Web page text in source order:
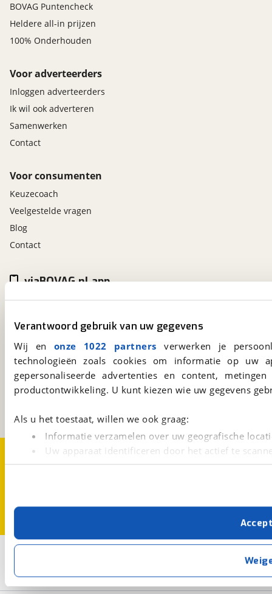
Verantwoord gebruik van uw gegevens
Wij en onze 1022 partners verwerken je
technologieën zoals cookies om informatie op
gepersonaliseerde advertenties en content,
productontwikkeling. U kunt kiezen wie uw gegevens
Als u het toestaat, willen we ook graag:
Informatie verzamelen over uw geografische
Uw apparaat identificeren door het actief te
Lees meer over hoe uw persoonlijke gegevens worden
Met cookies en vergelijkbare technieken zorgen we
cookies zorgen ervoor dat de website goed werkt.
verbeteren. We tonen je graag relevante advertenties
buiten onze website volgt – uiteraard op
. Als je weigert, plaatsen we alleen
kun je later altijd aanpassen via devoorkeurenpagina.
iMove Elektriciteit
BOVAG Puntencheck
Heldere all-in prijzen
100% Onderhouden
Voor adverteerders
Inloggen adverteerders
Ik wil ook adverteren
Samenwerken
Contact
Voor consumenten
Keuzecoach
Veelgestelde vragen
Blog
Contact
viaBOVAG.nl
Kosterijland
15
3981 AJBunnik
viaBOVAG.nl app
Altijd het meest recente aanbod bij de hand.
Over viaBOVAG.nlDisclaimer- en Privacyverklaring
CookievoorkeurenVacatures